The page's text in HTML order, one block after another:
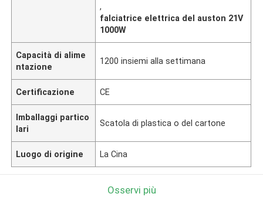
,
falciatrice elettrica del auston 21V
1000W
Capacità di alime
ntazione
1200 insiemi alla settimana
Certificazione CE
Imballaggi partico
lari
Scatola di plastica o del cartone
Luogo di origine La Cina
Osservi più